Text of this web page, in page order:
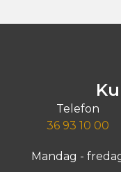
Telefon
36 93 10 00
Mandag -